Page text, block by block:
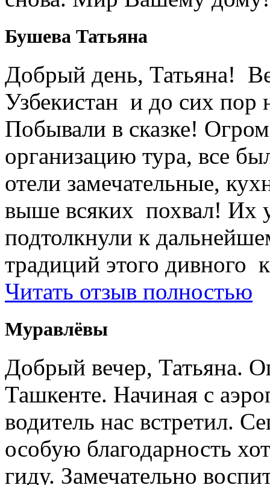
Бушева Татьяна
Добрый день, Татьяна!
Узбекистан и до сих пор
Побывали в сказке!
организацию тура, все
отели замечательные,
выше всяких похвал! Их
подтолкнули к
традиций этого дивного
Читать отзыв полностью
Муравлёвы
Добрый вечер, Татьяна.
Ташкенте. Начиная с
водитель нас встретил.
особую благодарность
гиду. Замечательно